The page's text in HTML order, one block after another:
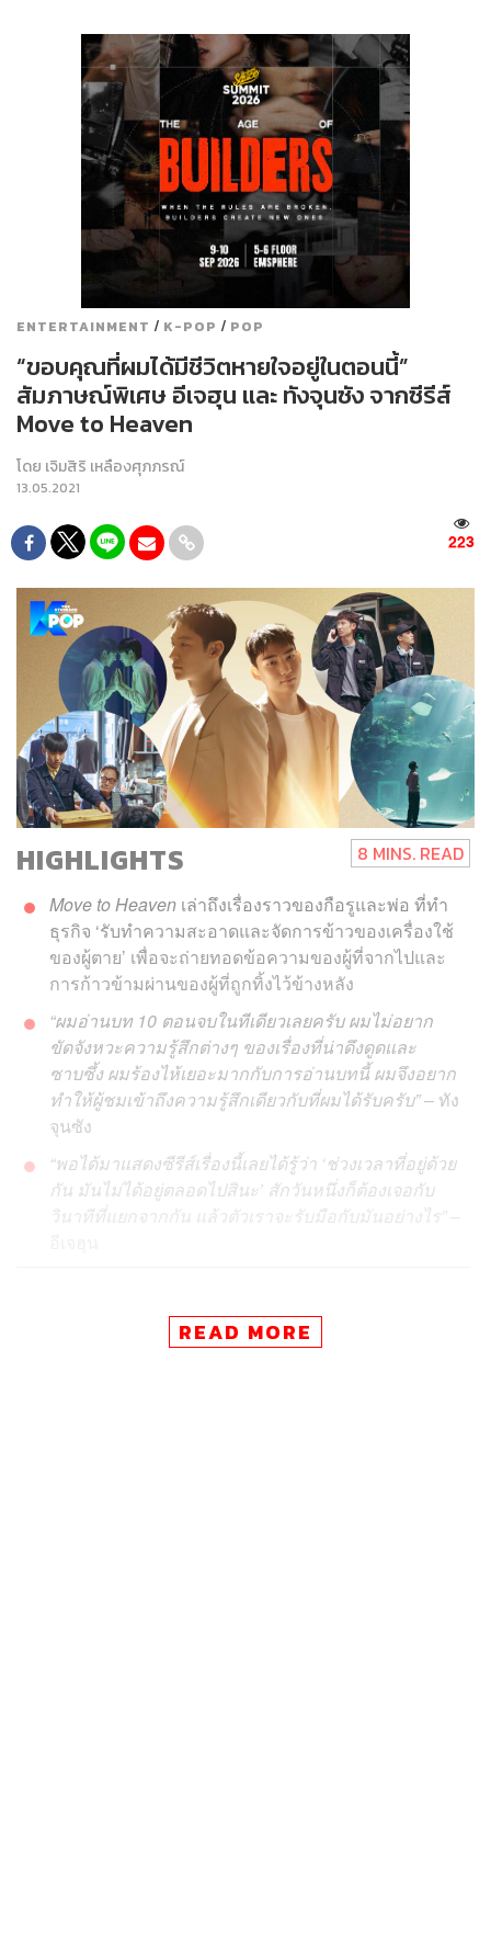
ENTERTAINMENT / K-POP / POP
“ขอบคุณที่ผมได้มีชีวิตหายใจอยู่ในตอนนี้”
สัมภาษณ์พิเศษ อีเจฮุน และ ทังจุนซัง จากซีรีส์
Move to Heaven
โดย เจิมสิริ เหลืองศุภภรณ์
13.05.2021
223
HIGHLIGHTS 8 MINS. READ
Move to Heaven เล่าถึงเรื่องราวของกือรูและพ่อ ที่ทำ
ธุรกิจ ‘รับทำความสะอาดและจัดการข้าวของเครื่องใช้
ของผู้ตาย’ เพื่อจะถ่ายทอดข้อความของผู้ที่จากไปและ
การก้าวข้ามผ่านของผู้ที่ถูกทิ้งไว้ข้างหลัง
“ผมอ่านบท 10 ตอนจบในทีเดียวเลยครับ ผมไม่อยาก
ขัดจังหวะความรู้สึกต่างๆ ของเรื่องที่น่าดึงดูดและ
ซาบซึ้ง ผมร้องไห้เยอะมากกับการอ่านบทนี้ ผมจึงอยาก
ทำให้ผู้ชมเข้าถึงความรู้สึกเดียวกับที่ผมได้รับครับ”– ทัง
จุนซัง
“พอได้มาแสดงซีรีส์เรื่องนี้เลยได้รู้ว่า ‘ช่วงเวลาที่อยู่ด้วย
กัน มันไม่ได้อยู่ตลอดไปสินะ’ สักวันหนึ่งก็ต้องเจอกับ
วินาทีที่แยกจากกัน แล้วตัวเราจะรับมือกับมันอย่างไร”–
ปัจจุบันที่ชีวิตคนเราต่างยืนหมิ่นเหม่อยู่บนความเป็นความ
ตายได้อย่างที่ไม่เคยเป็นมาก่อน โดยซีรีส์เรื่องนี้เป็นการพา
READ MORE